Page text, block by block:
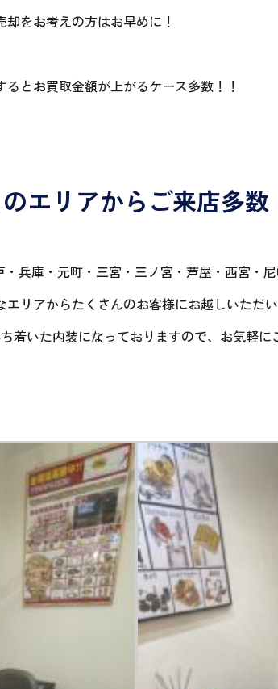
をお考えの方はお早めに！
とお買取金額が上がるケース多数！！
エリアからご来店多数
兵庫・元町・三宮・三ノ宮・芦屋・西宮・
エリアからたくさんのお客様にお越しいただい
着いた内装になっておりますので、お気軽に